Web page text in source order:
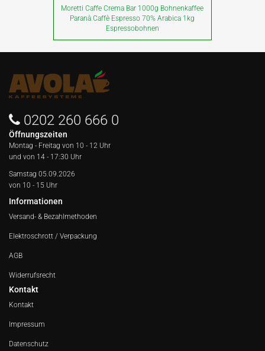
Moretti Caffe Crema Bar 1000g Bohnenkaffee
Paranà Caffè Espresso 70% Arabica 1kg
Espressobohnen
0202 260 666 0
Öffnungszeiten
Montag - Freitag von 10 - 12 Uhr
und von 14 - 17:30 Uhr
Samstag 05.09.2026
von 10 - 15 Uhr
Informationen
Versand- & Bezahlmethoden
Elektroschrott / Verpackung
AGB
Widerrufsrecht
Kontakt
Kontakt
Impressum
Datenschutz